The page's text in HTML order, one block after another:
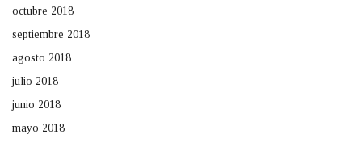
octubre 2018
septiembre 2018
agosto 2018
julio 2018
junio 2018
mayo 2018